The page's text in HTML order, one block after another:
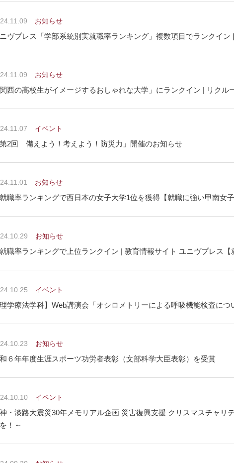
お知らせ
ヴプレス「学部系統別実就職率ランキング」複数項目でランクイン
お知らせ
西の高校生がイメージするおしゃれな大学」にランクイン | リクル
イベント
2回 備えよう！考えよう！防災力」開催のお知らせ
お知らせ
職率ランキングで西日本の女子大学1位を獲得【就職に強い甲南女子
お知らせ
職率ランキングで上位ランクイン | 教育情報サイト ユニヴプレス【
イベント
学療法学科】Web講演会「オシロメトリーによる呼吸機能検査につ
お知らせ
６年年度生涯スポーツ功労者表彰（文部科学大臣表彰）を受賞
イベント
・淡路大震災30年メモリアル企画 災害復興支援 クリスマスチャリ
！～